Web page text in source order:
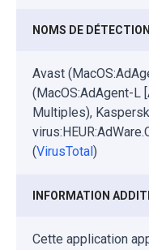
NOMS DE DÉTECTION
Avast
(MacOS:AdAgent-L
Multiples),
(VirusTotal )
INFORMATION
Cette application